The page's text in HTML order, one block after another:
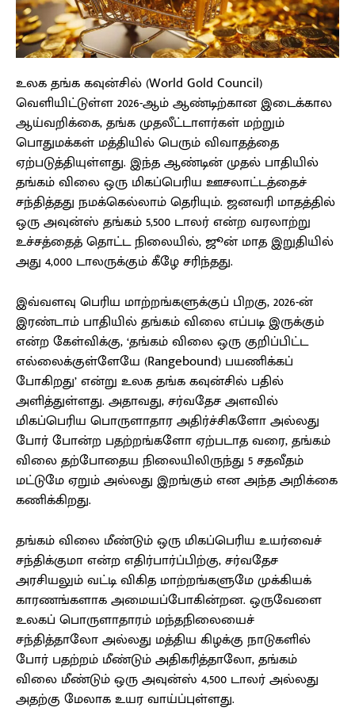
உலக தங்க கவுன்சில் (World Gold Council)
வெளியிட்டுள்ள 2026-ஆம் ஆண்டிற்கான இடைக்கால
ஆய்வறிக்கை, தங்க முதலீட்டாளர்கள் மற்றும்
பொதுமக்கள் மத்தியில் பெரும் விவாதத்தை
ஏற்படுத்தியுள்ளது. இந்த ஆண்டின் முதல் பாதியில்
தங்கம் விலை ஒரு மிகப்பெரிய ஊசலாட்டத்தைச்
சந்தித்தது நமக்கெல்லாம் தெரியும். ஜனவரி மாதத்தில்
ஒரு அவுன்ஸ் தங்கம் 5,500 டாலர் என்ற வரலாற்று
உச்சத்தைத் தொட்ட நிலையில், ஜூன் மாத இறுதியில்
அது 4,000 டாலருக்கும் கீழே சரிந்தது.
இவ்வளவு பெரிய மாற்றங்களுக்குப் பிறகு, 2026-ன்
இரண்டாம் பாதியில் தங்கம் விலை எப்படி இருக்கும்
என்ற கேள்விக்கு, ‘தங்கம் விலை ஒரு குறிப்பிட்ட
எல்லைக்குள்ளேயே (Rangebound) பயணிக்கப்
போகிறது’ என்று உலக தங்க கவுன்சில் பதில்
அளித்துள்ளது. அதாவது, சர்வதேச அளவில்
மிகப்பெரிய பொருளாதார அதிர்ச்சிகளோ அல்லது
போர் போன்ற பதற்றங்களோ ஏற்படாத வரை, தங்கம்
விலை தற்போதைய நிலையிலிருந்து 5 சதவீதம்
மட்டுமே ஏறும் அல்லது இறங்கும் என அந்த அறிக்கை
கணிக்கிறது.
தங்கம் விலை மீண்டும் ஒரு மிகப்பெரிய உயர்வைச்
சந்திக்குமா என்ற எதிர்பார்ப்பிற்கு, சர்வதேச
அரசியலும் வட்டி விகித மாற்றங்களுமே முக்கியக்
காரணங்களாக அமையப்போகின்றன. ஒருவேளை
உலகப் பொருளாதாரம் மந்தநிலையைச்
சந்தித்தாலோ அல்லது மத்திய கிழக்கு நாடுகளில்
போர் பதற்றம் மீண்டும் அதிகரித்தாலோ, தங்கம்
விலை மீண்டும் ஒரு அவுன்ஸ் 4,500 டாலர் அல்லது
அதற்கு மேலாக உயர வாய்ப்புள்ளது.